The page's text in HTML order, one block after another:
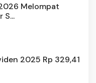
Melompat
S...
2025 Rp 329,41